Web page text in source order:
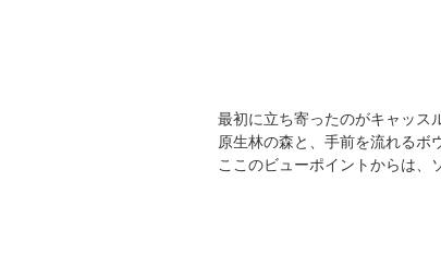
最初に立ち寄ったのがキャッス
原生林の森と、手前を流れるボ
ここのビューポイントからは、